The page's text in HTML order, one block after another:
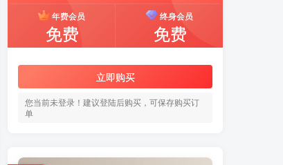
年费会员
免费
终身会员
免费
立即购买
您当前未登录！建议登陆后购买，可保存购买订
单